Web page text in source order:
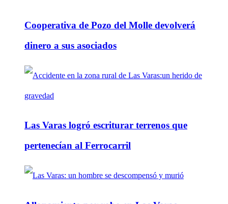
Cooperativa de Pozo del Molle devolverá
dinero a sus asociados
Las Varas logró escriturar terrenos que
pertenecían al Ferrocarril